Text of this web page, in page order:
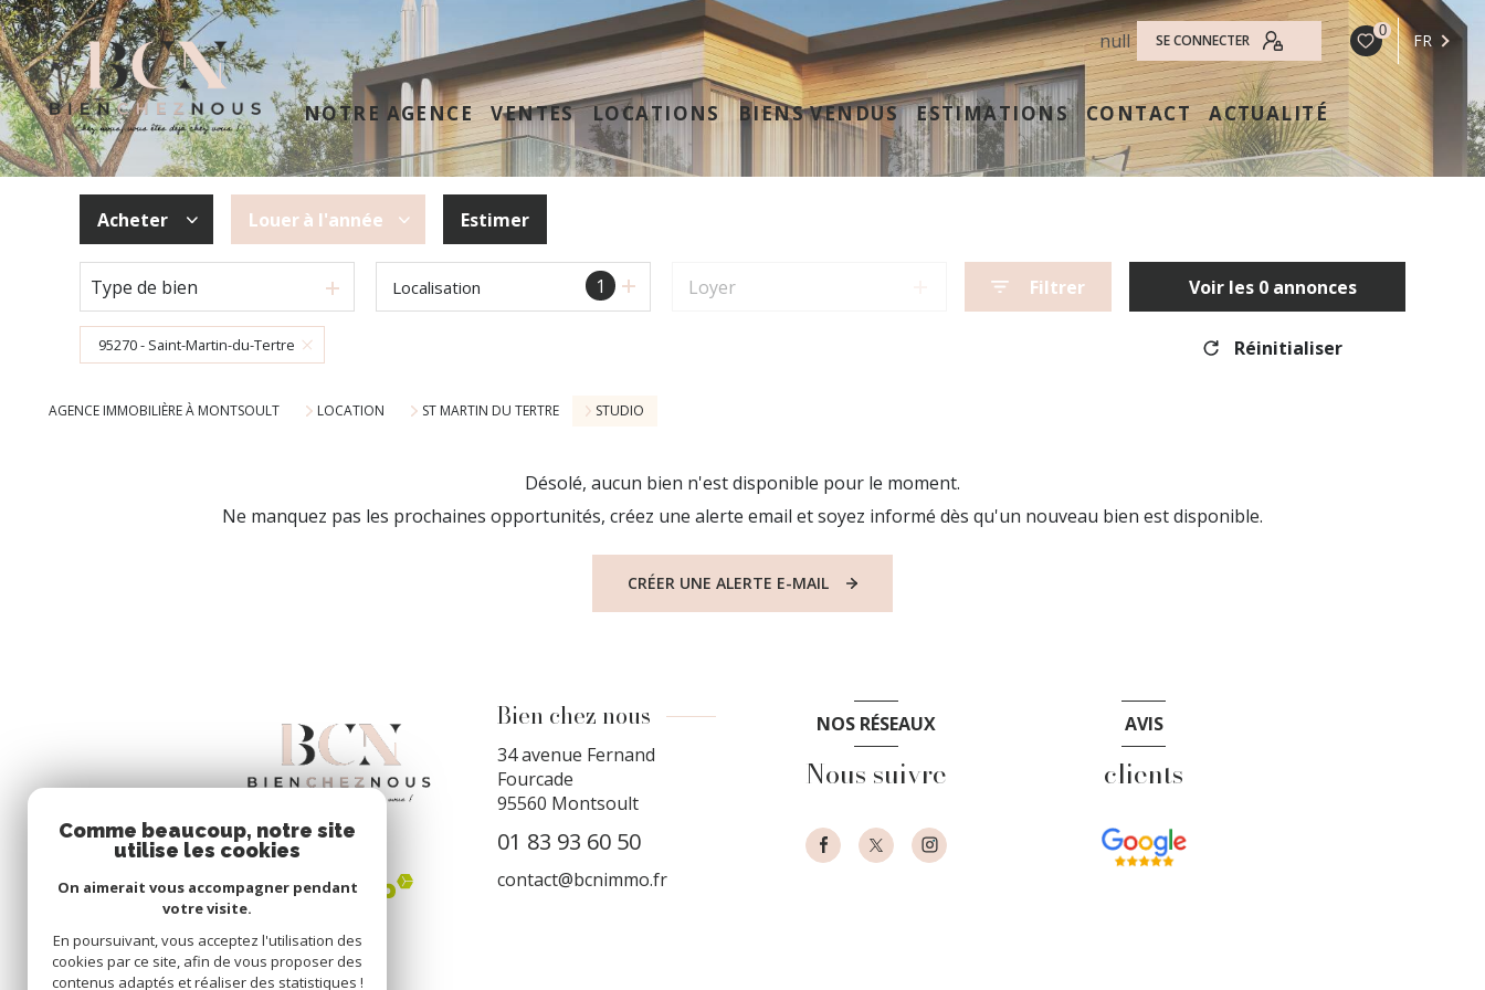
null SE CONNECTER
0 FR
NOTRE AGENCE VENTES LOCATIONS BIENS VENDUS ESTIMATIONS CONTACT ACTUALITÉ
Acheter
De l'ancien
Louerà l'année
à l'année
Estimer
Type de bien 1
Localisation Loyer Filtrer Voir les 0 annonces
95270 - Saint-Martin-du-Tertre Réinitialiser
AGENCE IMMOBILIÈRE À MONTSOULT LOCATION ST MARTIN DU TERTRE STUDIO
Désolé, aucun bien n'est disponible pour le moment.
Ne manquez pas les prochaines opportunités, créez une alerte email et soyez informé dès qu'un nouveau bien est disponible.
CRÉER UNE ALERTE E-MAIL
Bien chez nous
34 avenue Fernand
Fourcade
95560 Montsoult
01 83 93 60 50
contact@bcnimmo.fr
NOS RÉSEAUX
Nous suivre
AVIS
clients
Comme beaucoup, notre site
utilise les cookies
On aimerait vous accompagner pendant
votre visite.
En poursuivant, vous acceptez l'utilisation des
cookies par ce site, afin de vous proposer des
contenus adaptés et réaliser des statistiques !